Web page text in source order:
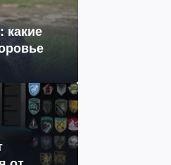
какие